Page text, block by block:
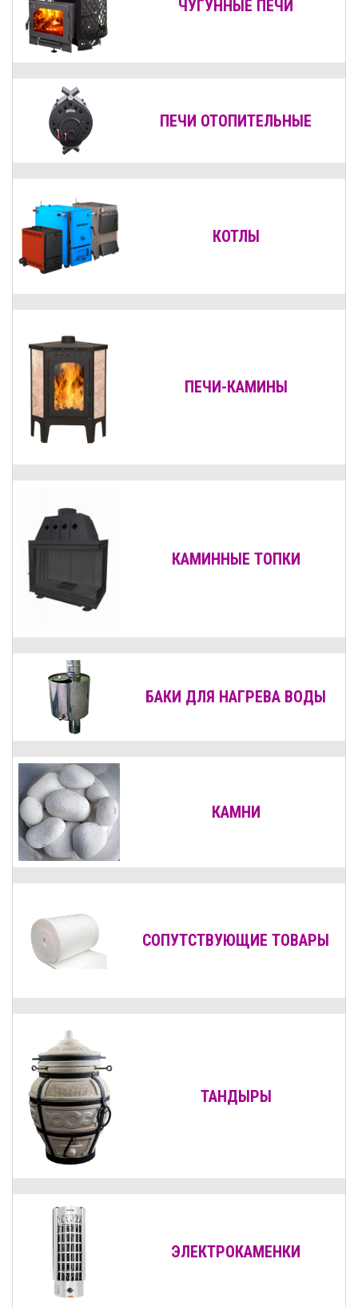
ЧУГУННЫЕ ПЕЧИ
ПЕЧИ ОТОПИТЕЛЬНЫЕ
КОТЛЫ
ПЕЧИ-КАМИНЫ
КАМИННЫЕ ТОПКИ
БАКИ ДЛЯ НАГРЕВА ВОДЫ
КАМНИ
СОПУТСТВУЮЩИЕ ТОВАРЫ
ТАНДЫРЫ
ЭЛЕКТРОКАМЕНКИ